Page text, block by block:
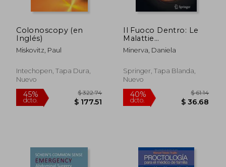
dcto. $ 150.50 dcto.
Colonoscopy (en
Inglés)
Miskovitz, Paul
Intechopen, Tapa Dura,
Nuevo
Il Fuoco Dentro: Le
Malattie
Infiammatorie
Croniche
Colloquio Con Silvio
Danese E Marco
Minerva, Daniela
Springer, Tapa Blanda,
Nuevo